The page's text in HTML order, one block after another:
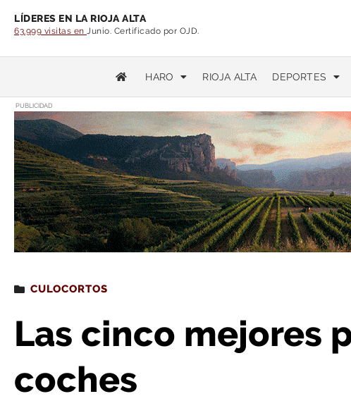
LÍDERES EN LA RIOJA ALTA
63.999 visitas en Junio. Certificado por OJD.
HARO RIOJA ALTA DEPORTES
PUBLICIDAD
Estás leyendo: Las cinco mejores persecuciones de
CULOCORTOS
Las cinco mejores
coches